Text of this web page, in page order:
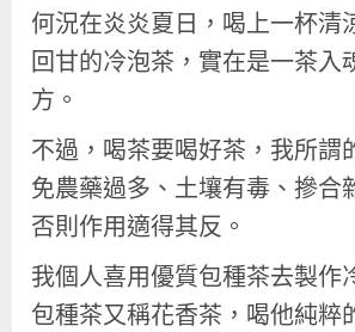
何況在炎炎夏日，喝上一杯清
回甘的冷泡茶，實在是一茶入
方。
不過，喝茶要喝好茶，我所謂
免農藥過多、土壤有毒、摻合
否則作用適得其反。
我個人喜用優質包種茶去製作
包種茶又稱花香茶，喝他純粹